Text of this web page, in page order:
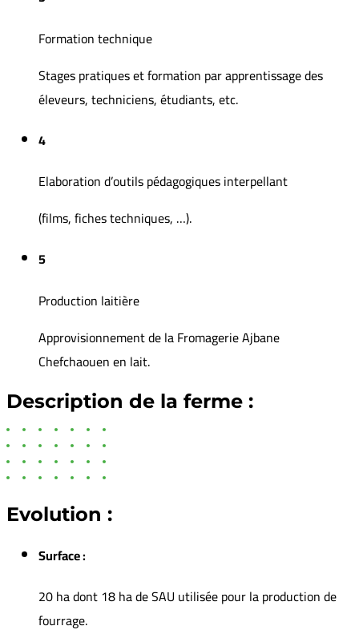
Formation technique
Stages pratiques et formation par apprentissage des
éleveurs, techniciens, étudiants, etc.
4
Elaboration d’outils pédagogiques interpellant
(films, fiches techniques, …).
5
Production laitière
Approvisionnement de la Fromagerie Ajbane
Chefchaouen en lait.
Description de la ferme :
Evolution :
Surface :
20 ha dont 18 ha de SAU utilisée pour la production de
fourrage.